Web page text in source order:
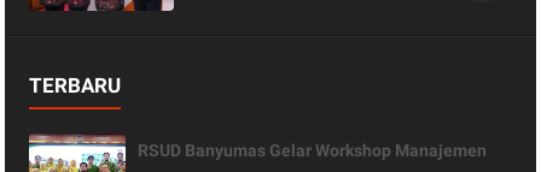
TERBARU
RSUD Banyumas Gelar Workshop Manajemen